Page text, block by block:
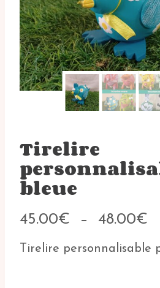
Tirelire
bleue
45.00€ – 48.00€
Tirelire personnalisable